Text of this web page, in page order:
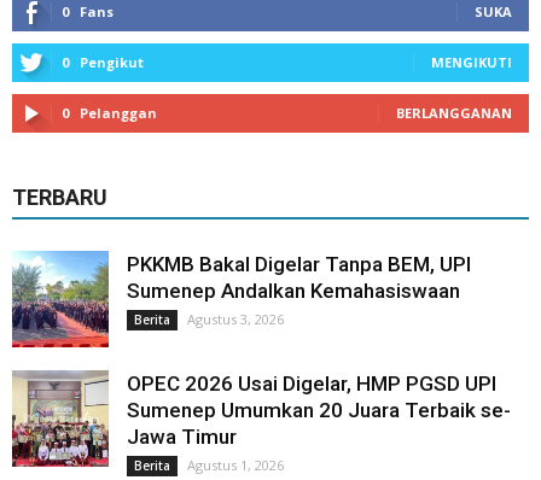
0 Fans SUKA
0 Pengikut MENGIKUTI
0 Pelanggan BERLANGGANAN
TERBARU
PKKMB Bakal Digelar Tanpa BEM, UPI
Sumenep Andalkan Kemahasiswaan
Berita Agustus 3, 2026
OPEC 2026 Usai Digelar, HMP PGSD UPI
Sumenep Umumkan 20 Juara Terbaik se-
Jawa Timur
Berita Agustus 1, 2026